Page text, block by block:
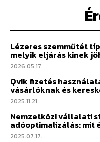
Lézeres szemműtét
melyik eljárás kinek
2026.05.17.
Qvik fizetés
vásárlóknak és
2025.11.21.
Nemzetközi vállalati
adóoptimalizálás: mit
2025.07.17.